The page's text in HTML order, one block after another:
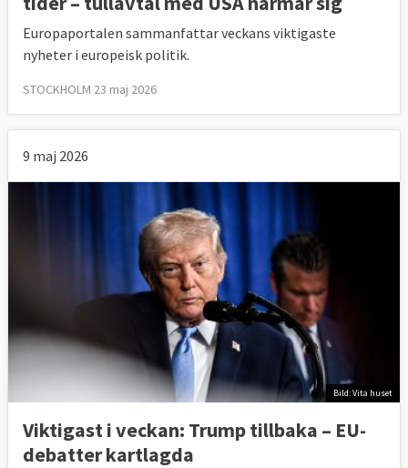
Europaportalen sammanfattar veckans viktigaste
nyheter i europeisk politik.
STOCKHOLM 23 maj 2026
9 maj 2026
Bild: Vita huset
Viktigast i veckan: Trump tillbaka – EU-
debatter kartlagda